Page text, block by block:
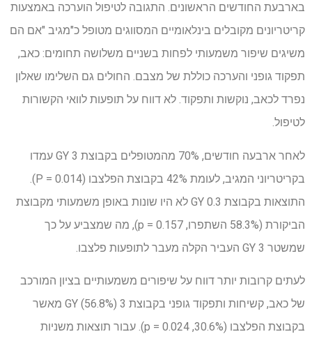
בארבעת החודשים הראשונים. התגובה לטיפול הוערכה באמצעות
קריטריונים מקובלים בינלאומיים המסווגים מטופל כ"מגיב "אם הם
משיגים שיפור משמעותי לפחות בשניים משלושה תחומים: כאב,
תפקוד גופני והערכה כוללת של מצבם. החולים גם השלימו שאלון
נפרד לכאב, נוקשות ותפקוד. לא דווח על תופעות לוואי הקשורות
לטיפול.
לאחר ארבעה חודשים, 70% מהמטופלים בקבוצת 3 GY עמדו
בקריטריוני המגיב, לעומת 42% בקבוצת הפלצבו (P = 0.014).
התוצאות בקבוצת 0.3 GY לא היו שונות באופן משמעותי מקבוצת
הביקורת (58.3% השתפרו, p = 0.157), מה שמצביע על כך
שמשטר GY 3 העביר הקלה מעבר לתופעות פלצבו.
לעתים קרובות יותר דווח על שיפורים משמעותיים בציון המורכב
של כאב, קשיחות ותפקוד גופני בקבוצת 3 GY (56.8%) מאשר
בקבוצת הפלצבו (30.6%, p = 0.024). עבור תוצאות משניות